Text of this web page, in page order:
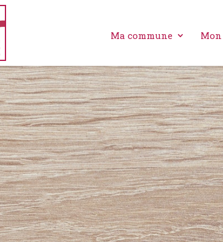
Ma commune